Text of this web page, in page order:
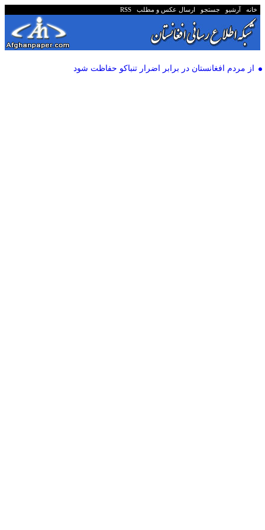
خانه آرشیو جستجو ارسال عکس و مطلب RSS
از مردم افغانستان در برابر اضرار تنباکو حفاظت شود